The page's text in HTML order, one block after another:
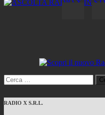
Ricerca
per:
RADIO X S.R.L.